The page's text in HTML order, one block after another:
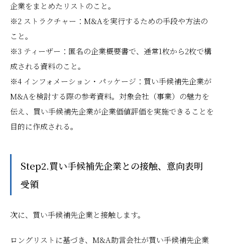
企業をまとめたリストのこと。
※2 ストラクチャー：M&Aを実行するための手段や方法の
こと。
※3 ティーザー：匿名の企業概要書で、通常1枚から2枚で構
成される資料のこと。
※4 インフォメーション・パッケージ：買い手候補先企業が
M&Aを検討する際の参考資料。対象会社（事業）の魅力を
伝え、買い手候補先企業が企業価値評価を実施できることを
目的に作成される。
Step2.買い手候補先企業との接触、意向表明
受領
次に、買い手候補先企業と接触します。
ロングリストに基づき、M&A助言会社が買い手候補先企業